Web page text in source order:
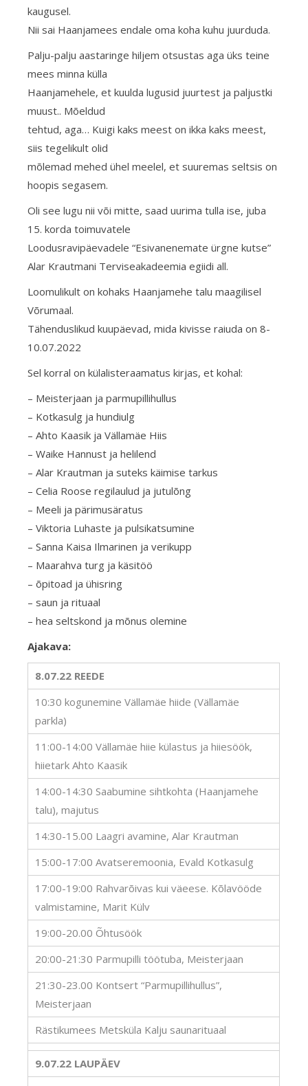
kaugusel.
Nii sai Haanjamees endale oma koha kuhu juurduda.
Palju-palju aastaringe hiljem otsustas aga üks teine
mees minna külla
Haanjamehele, et kuulda lugusid juurtest ja paljustki
muust.. Mõeldud
tehtud, aga… Kuigi kaks meest on ikka kaks meest,
siis tegelikult olid
mõlemad mehed ühel meelel, et suuremas seltsis on
hoopis segasem.
Oli see lugu nii või mitte, saad uurima tulla ise, juba
15. korda toimuvatele
Loodusravipäevadele “Esivanenemate ürgne kutse”
Alar Krautmani Terviseakadeemia egiidi all.
Loomulikult on kohaks Haanjamehe talu maagilisel
Võrumaal.
Tähenduslikud kuupäevad, mida kivisse raiuda on 8-
10.07.2022
Sel korral on külalisteraamatus kirjas, et kohal:
– Meisterjaan ja parmupillihullus
– Kotkasulg ja hundiulg
– Ahto Kaasik ja Vällamäe Hiis
– Waike Hannust ja helilend
– Alar Krautman ja suteks käimise tarkus
– Celia Roose regilaulud ja jutulõng
– Meeli ja pärimusäratus
– Viktoria Luhaste ja pulsikatsumine
– Sanna Kaisa Ilmarinen ja verikupp
– Maarahva turg ja käsitöö
– õpitoad ja ühisring
– saun ja rituaal
– hea seltskond ja mõnus olemine
Ajakava:
8.07.22 REEDE
10:30 kogunemine Vällamäe hiide (Vällamäe
parkla)
11:00-14:00 Vällamäe hiie külastus ja hiiesöök,
hiietark Ahto Kaasik
14:00-14:30 Saabumine sihtkohta (Haanjamehe
talu), majutus
14:30-15.00 Laagri avamine, Alar Krautman
15:00-17:00 Avatseremoonia, Evald Kotkasulg
17:00-19:00 Rahvarõivas kui väeese. Kõlavööde
valmistamine, Marit Külv
19:00-20.00 Õhtusöök
20:00-21:30 Parmupilli töötuba, Meisterjaan
21:30-23.00 Kontsert “Parmupillihullus”,
Meisterjaan
Rästikumees Metsküla Kalju saunarituaal
9.07.22 LAUPÄEV